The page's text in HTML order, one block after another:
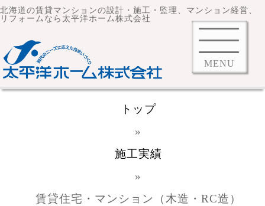
北海道の賃貸マンションの設計・施工・監理、マンション経営、
リフォームなら太平洋ホーム株式会社
MENU
トップ
»
施工実績
»
賃貸住宅・マンション（木造・RC造）